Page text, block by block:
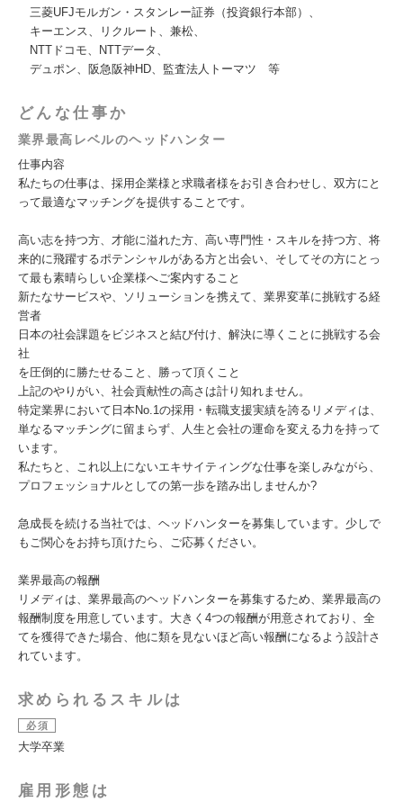
三菱UFJモルガン・スタンレー証券（投資銀行本部）、
キーエンス、リクルート、兼松、
NTTドコモ、NTTデータ、
デュポン、阪急阪神HD、監査法人トーマツ 等
どんな仕事か
業界最高レベルのヘッドハンター
仕事内容
私たちの仕事は、採用企業様と求職者様をお引き合わせし、双方にと
って最適なマッチングを提供することです。
高い志を持つ方、才能に溢れた方、高い専門性・スキルを持つ方、将
来的に飛躍するポテンシャルがある方と出会い、そしてその方にとっ
て最も素晴らしい企業様へご案内すること
新たなサービスや、ソリューションを携えて、業界変革に挑戦する経
営者
日本の社会課題をビジネスと結び付け、解決に導くことに挑戦する会
社
を圧倒的に勝たせること、勝って頂くこと
上記のやりがい、社会貢献性の高さは計り知れません。
特定業界において日本No.1の採用・転職支援実績を誇るリメディは、
単なるマッチングに留まらず、人生と会社の運命を変える力を持って
います。
私たちと、これ以上にないエキサイティングな仕事を楽しみながら、
プロフェッショナルとしての第一歩を踏み出しませんか?
急成長を続ける当社では、ヘッドハンターを募集しています。少しで
もご関心をお持ち頂けたら、ご応募ください。
業界最高の報酬
リメディは、業界最高のヘッドハンターを募集するため、業界最高の
報酬制度を用意しています。大きく4つの報酬が用意されており、全
てを獲得できた場合、他に類を見ないほど高い報酬になるよう設計さ
れています。
求められるスキルは
必須
大学卒業
雇用形態は